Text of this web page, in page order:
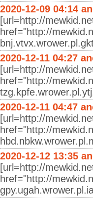
2020-12-09 04:14
[url=http://
href="http://
2020-12-11 04:27
[url=http://
href="http://
2020-12-11 04:47
[url=http://
href="http://
2020-12-12 13:35
[url=http://
href="http://